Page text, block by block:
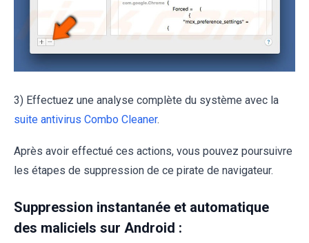
3) Effectuez une analyse complète du système avec la
suite antivirus Combo Cleaner.
Après avoir effectué ces actions, vous pouvez poursuivre
les étapes de suppression de ce pirate de navigateur.
Suppression instantanée et automatique
des maliciels sur Android :